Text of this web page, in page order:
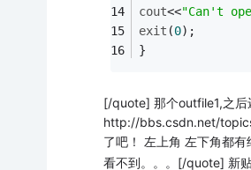
cout<<"Can't
exit (0);
}
[/quote] 那个outfile1,之后
http://bbs.csdn.net/
了吧！ 左上角 左下角都有
看不到。。。[/quote] 新